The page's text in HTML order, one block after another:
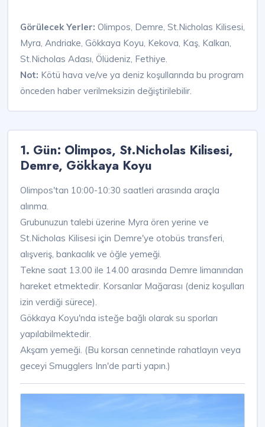
Görülecek Yerler: Olimpos, Demre, St.Nicholas Kilisesi,
Myra, Andriake, Gökkaya Koyu, Kekova, Kaş, Kalkan,
St.Nicholas Adası, Ölüdeniz, Fethiye.
Not: Kötü hava ve/ve ya deniz koşullarında bu program
önceden haber verilmeksizin değiştirilebilir.
1. Gün: Olimpos, St.Nicholas Kilisesi,
Demre, Gökkaya Koyu
Olimpos'tan 10:00-10:30 saatleri arasında araçla
alınma.
Grubunuzun talebi üzerine Myra ören yerine ve
St.Nicholas Kilisesi için Demre'ye otobüs transferi,
alışveriş, bankacılık ve öğle yemeği.
Tekne saat 13.00 ile 14.00 arasında Demre limanından
hareket etmektedir. Korsanlar Mağarası (deniz koşulları
izin verdiği sürece).
Gökkaya Koyu'nda isteğe bağlı olarak su sporları
yapılabilmektedir.
Akşam yemeği. (Bu korsan cennetinde rahatlayın veya
geceyi Smugglers Inn'de parti yapın.)